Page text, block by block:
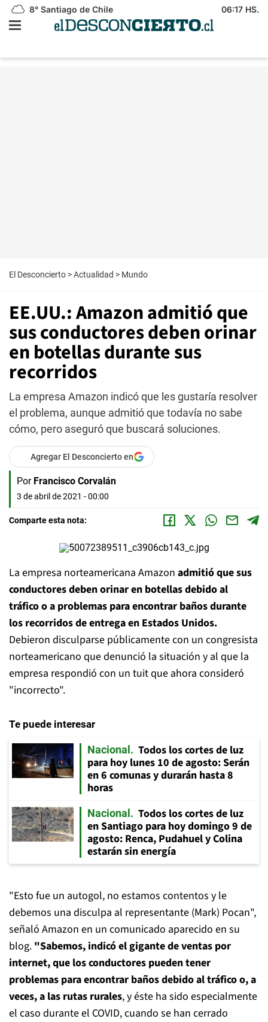
8° Santiago de Chile 06:17 HS.
El Desconcierto >Actualidad > Mundo
EE.UU.: Amazon admitió que
sus conductores deben orinar
en botellas durante sus
recorridos
La empresa Amazon indicó que les gustaría resolver
el problema, aunque admitió que todavía no sabe
cómo, pero aseguró que buscará soluciones.
Agregar El Desconcierto en
Por Francisco Corvalán
3 de abril de 2021 - 00:00
Comparte esta nota:
La empresa norteamericana Amazon admitió que sus
conductores deben orinar en botellas debido al
tráfico o a problemas para encontrar baños durante
los recorridos de entrega en Estados Unidos.
Debieron disculparse públicamente con un congresista
norteamericano que denunció la situación y al que la
empresa respondió con un tuit que ahora consideró
"incorrecto".
Te puede interesar
Nacional
Todos los cortes de luz
para hoy lunes 10 de agosto: Serán
en 6 comunas y durarán hasta 8
horas
Nacional
Todos los cortes de luz
en Santiago para hoy domingo 9 de
agosto: Renca, Pudahuel y Colina
estarán sin energía
"Esto fue un autogol, no estamos contentos y le
debemos una disculpa al representante (Mark) Pocan",
señaló Amazon en un comunicado aparecido en su
blog. "Sabemos, indicó el gigante de ventas por
internet, que los conductores pueden tener
problemas para encontrar baños debido al tráfico o, a
veces, a las rutas rurales, y éste ha sido especialmente
el caso durante el COVID, cuando se han cerrado